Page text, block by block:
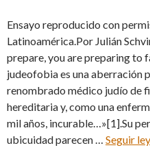
Ensayo reproducido con
Latinoamérica.Por Julián
prepare, you are preparing to
judeofobia es una aberración
renombrado médico judío de
hereditaria y, como una
mil años, incurable…»[1].Su
ubicuidad parecen … Seguir